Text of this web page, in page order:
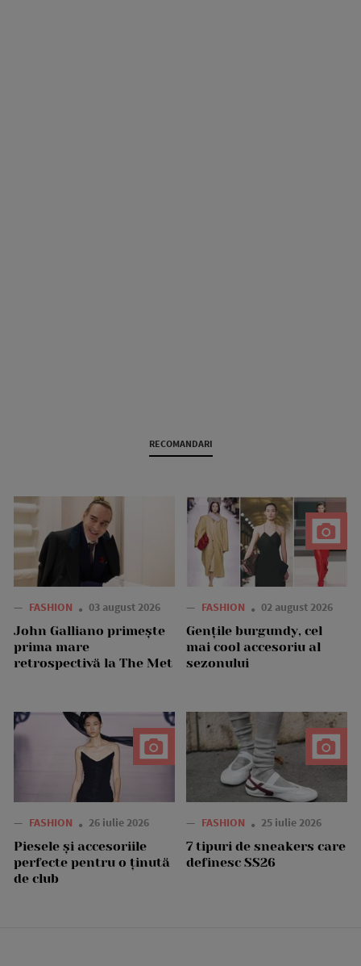
RECOMANDARI
— FASHION 03 august 2026
John Galliano primește
prima mare
retrospectivă la The Met
— FASHION 02 august 2026
Gențile burgundy, cel
mai cool accesoriu al
sezonului
— FASHION 26 iulie 2026
Piesele și accesoriile
perfecte pentru o ținută
de club
— FASHION 25 iulie 2026
7 tipuri de sneakers care
definesc SS26